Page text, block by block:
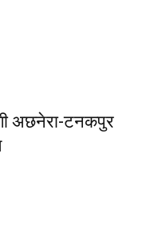
अछनेरा-टनकपुर